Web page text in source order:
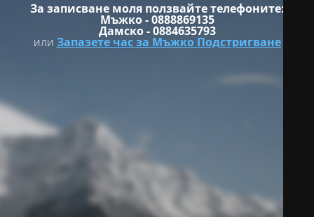
За записване моля ползвайте телефоните:
Мъжко - 0888869135
Дамско - 0884635793
или Запазете час за Мъжко Подстригване